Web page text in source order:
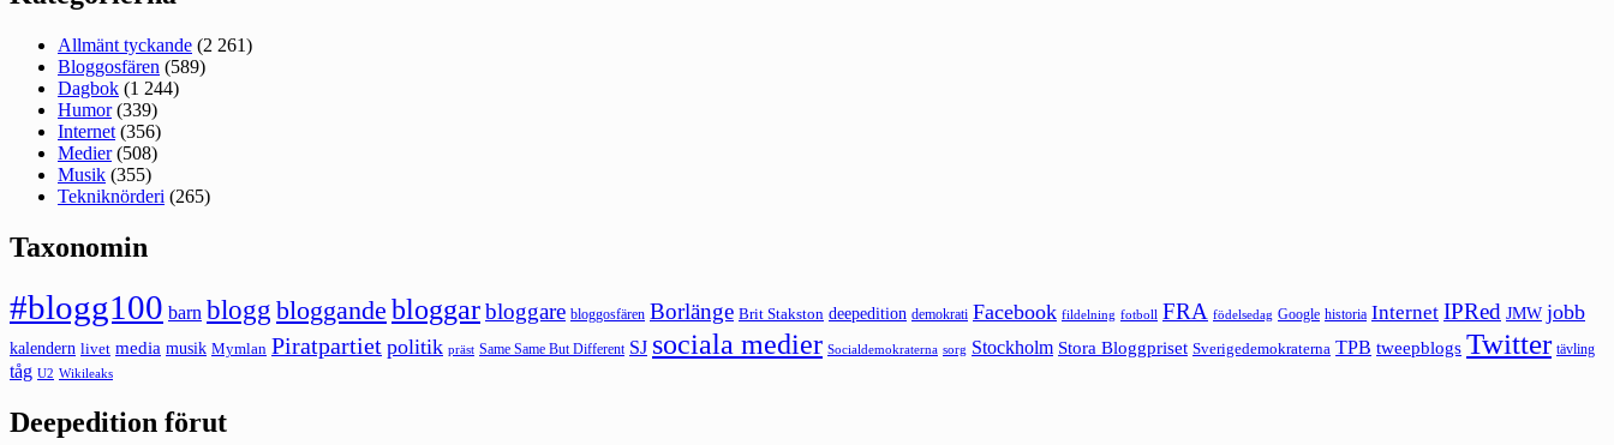
Allmänt tyckande (2 261)
Bloggosfären (589)
Dagbok (1 244)
Humor(339)
Internet (356)
Medier(508)
Musik (355)
Tekniknörderi (265)
Taxonomin
#blogg100 barn blogg bloggande bloggarbloggare bloggosfären Borlänge Brit Stakston deepedition demokrati Facebook fildelning fotboll FRA födelsedag Google historia Internet IPRed JMW jobb
kalendern livet media musik Mymlan Piratpartiet politik präst Same Same But Different SJ sociala medier Socialdemokraterna sorg Stockholm Stora Bloggpriset Sverigedemokraterna TPB tweepblogs Twitter tävling
tåg U2 Wikileaks
Deepedition förut